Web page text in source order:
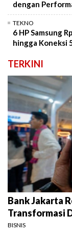
dengan
TEKNO
6 HP Samsung
hingga Koneksi
TERKINI
Bank Jakarta
Transformasi
BISNIS